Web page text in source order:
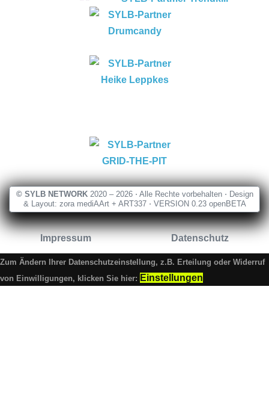
© SYLB NETWORK 2020 – 2026 ⋅ Alle Rechte vorbehalten ⋅ Design
& Layout: zora mediAArt + ART337 ⋅ VERSION 0.23 openBETA
Impressum Datenschutz
Zum Ändern Ihrer Datenschutzeinstellung, z.B. Erteilung oder Widerruf
von Einwilligungen, klicken Sie hier: Einstellungen